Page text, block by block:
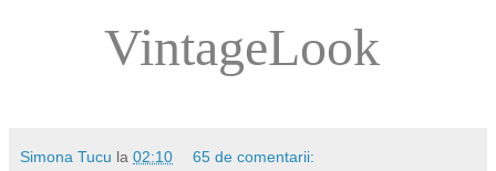
VintageLook
Simona Tucu la 02:10 65 de comentarii: